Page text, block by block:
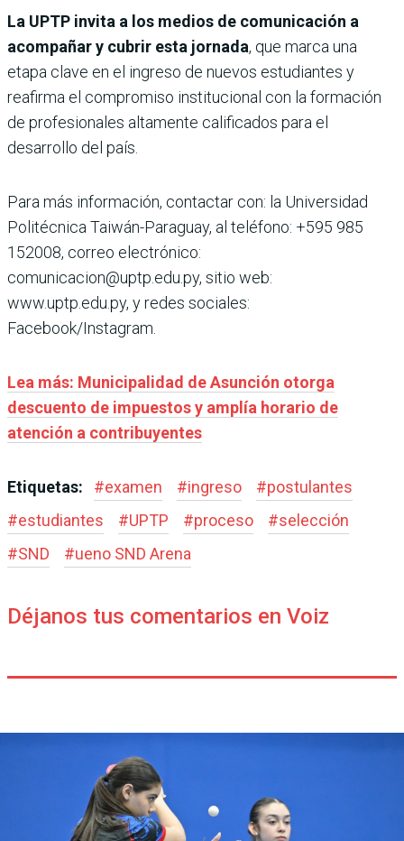
La UPTP invita a los medios de comunicación a
acompañar y cubrir esta jornada, que marca una
etapa clave en el ingreso de nuevos estudiantes y
reafirma el compromiso institucional con la formación
de profesionales altamente calificados para el
desarrollo del país.
Para más información, contactar con: la Universidad
Politécnica Taiwán-Paraguay, al teléfono: +595 985
152008, correo electrónico:
comunicacion@uptp.edu.py, sitio web:
www.uptp.edu.py, y redes sociales:
Facebook/Instagram.
Lea más: Municipalidad de Asunción otorga
descuento de impuestos y amplía horario de
atención a contribuyentes
Etiquetas: #examen #ingreso #postulantes
#estudiantes #UPTP #proceso #selección
#SND #ueno SND Arena
Déjanos tus comentarios en Voiz